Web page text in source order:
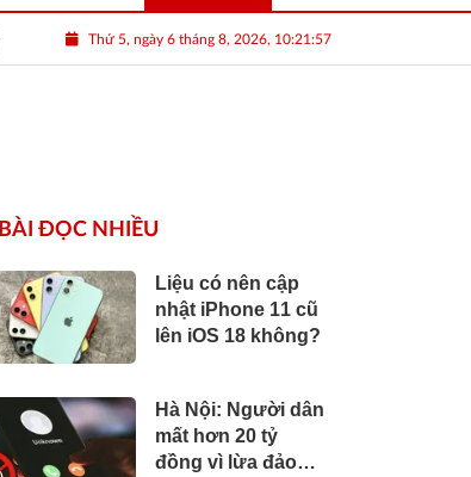
Dần 2022 Nguồn nhân lực Việt
Thứ 5, ngày 6 tháng 8, 2026, 10:21:58
BÀI ĐỌC NHIỀU
Liệu có nên cập
nhật iPhone 11 cũ
lên iOS 18 không?
Hà Nội: Người dân
mất hơn 20 tỷ
đồng vì lừa đảo